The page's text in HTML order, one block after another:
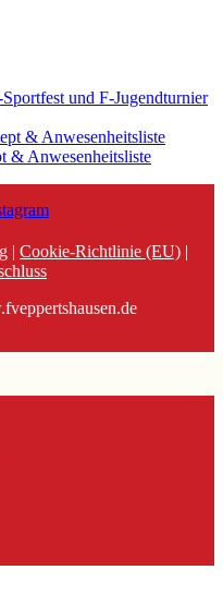
und F-Jugendturnier
& Anwesenheitsliste
& Anwesenheitsliste
| Cookie-Richtlinie (EU) |